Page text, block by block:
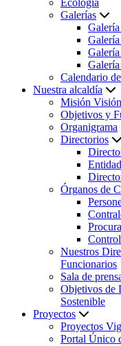
Ecología
Galerías
Calendario
Nuestra alcaldía
Misión Visión
Objetivos y
Organigrama
Directorios
Órganos de
Nuestros
Funcionarios
Sala de
Objetivos de
Sostenible
Proyectos
Proyectos
Portal Único